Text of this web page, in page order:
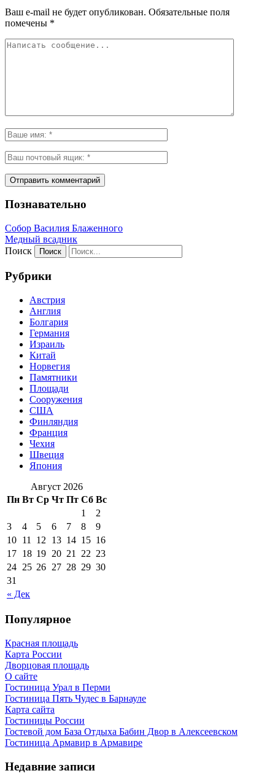
Ваш e-mail не будет опубликован. Обязательные поля
помечены *
Познавательно
Собор Василия Блаженного
Медный всадник
Поиск
Рубрики
Австрия
Англия
Болгария
Германия
Израиль
Китай
Норвегия
Памятники
Площади
Сооружения
США
Финляндия
Франция
Чехия
Швеция
Япония
Август 2026
Пн Вт Ср Чт Пт Сб Вс
« Дек
1
2
3
4 5 6 7 8
9
10 11 12 13 14 15 16
17 18 19 20 21 22 23
24 25 26 27 28 29 30
31
Популярное
Красная площадь
Карта России
Дворцовая площадь
О сайте
Гостиница Урал в Перми
Гостиница Пять Чудес в Барнауле
Карта сайта
Гостиницы России
Гостевой дом База Отдыха Бабин Двор в Алексеевском
Гостиница Армавир в Армавире
Недавние записи